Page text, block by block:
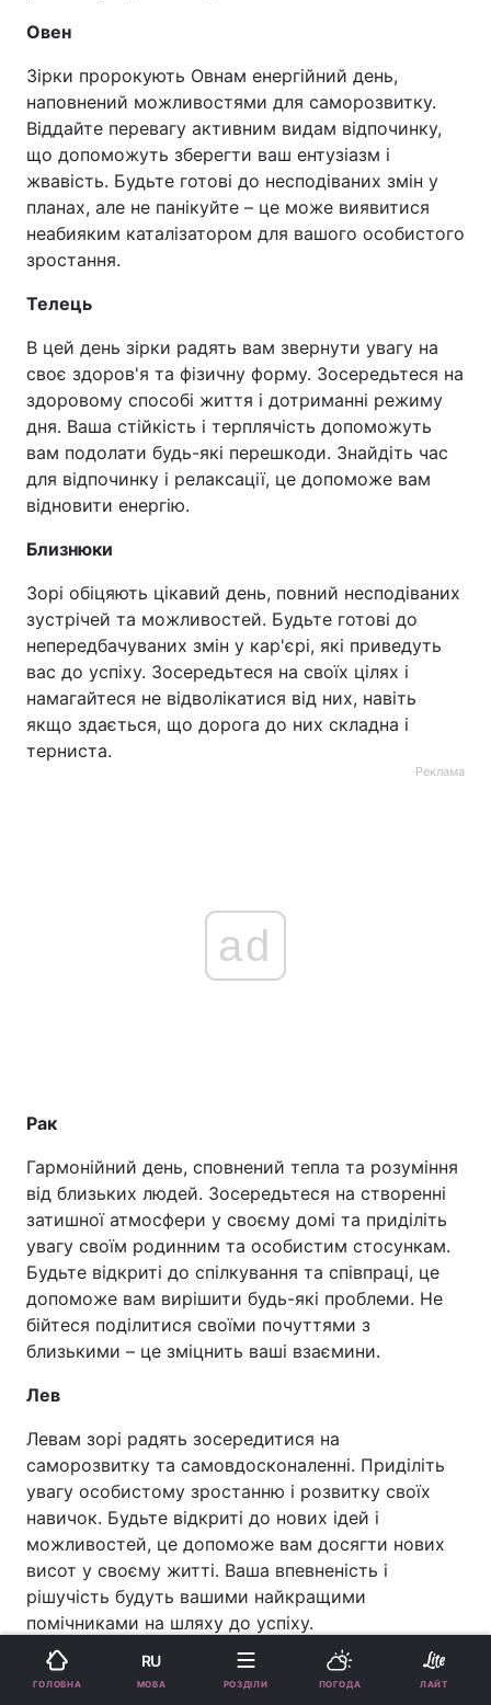
Овен
Зірки пророкують Овнам енергійний день,
наповнений можливостями для саморозвитку.
Віддайте перевагу активним видам відпочинку,
що допоможуть зберегти ваш ентузіазм і
жвавість. Будьте готові до несподіваних змін у
планах, але не панікуйте – це може виявитися
неабияким каталізатором для вашого особистого
зростання.
Телець
В цей день зірки радять вам звернути увагу на
своє здоров'я та фізичну форму. Зосередьтеся на
здоровому способі життя і дотриманні режиму
дня. Ваша стійкість і терплячість допоможуть
вам подолати будь-які перешкоди. Знайдіть час
для відпочинку і релаксації, це допоможе вам
відновити енергію.
Близнюки
Зорі обіцяють цікавий день, повний несподіваних
зустрічей та можливостей. Будьте готові до
непередбачуваних змін у кар'єрі, які приведуть
вас до успіху. Зосередьтеся на своїх цілях і
намагайтеся не відволікатися від них, навіть
якщо здається, що дорога до них складна і
терниста.
Реклама
ad
Рак
Гармонійний день, сповнений тепла та розуміння
від близьких людей. Зосередьтеся на створенні
затишної атмосфери у своєму домі та приділіть
увагу своїм родинним та особистим стосункам.
Будьте відкриті до спілкування та співпраці, це
допоможе вам вирішити будь-які проблеми. Не
бійтеся поділитися своїми почуттями з
близькими – це зміцнить ваші взаємини.
Лев
Левам зорі радять зосередитися на
саморозвитку та самовдосконаленні. Приділіть
увагу особистому зростанню і розвитку своїх
навичок. Будьте відкриті до нових ідей і
можливостей, це допоможе вам досягти нових
висот у своєму житті. Ваша впевненість і
рішучість будуть вашими найкращими
помічниками на шляху до успіху.
ГОЛОВНА
RU
МОВА РОЗДІЛИ ПОГОДА ЛАЙТ